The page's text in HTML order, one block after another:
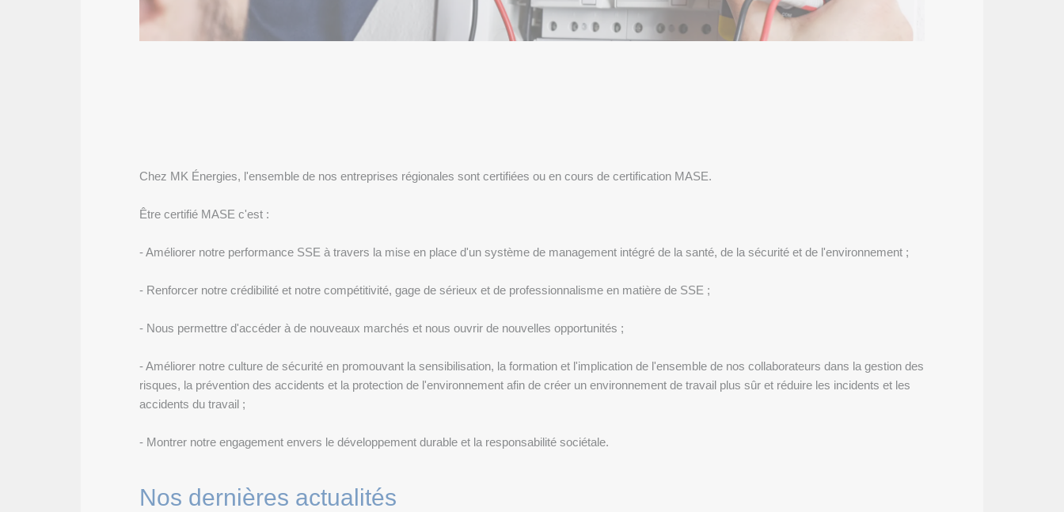
Chez MK Énergies, l'ensemble de nos entreprises régionales sont certifiées ou en cours de certification MASE.
Être certifié MASE c'est :
- Améliorer notre performance SSE à travers la mise en place d'un système de management intégré de la santé, de la sécurité et de l'environnement ;
- Renforcer notre crédibilité et notre compétitivité, gage de sérieux et de professionnalisme en matière de SSE ;
- Nous permettre d'accéder à de nouveaux marchés et nous ouvrir de nouvelles opportunités ;
- Améliorer notre culture de sécurité en promouvant la sensibilisation, la formation et l'implication de l'ensemble de nos collaborateurs dans la gestion des
risques, la prévention des accidents et la protection de l'environnement afin de créer un environnement de travail plus sûr et réduire les incidents et les
accidents du travail ;
- Montrer notre engagement envers le développement durable et la responsabilité sociétale.
Nos dernières actualités